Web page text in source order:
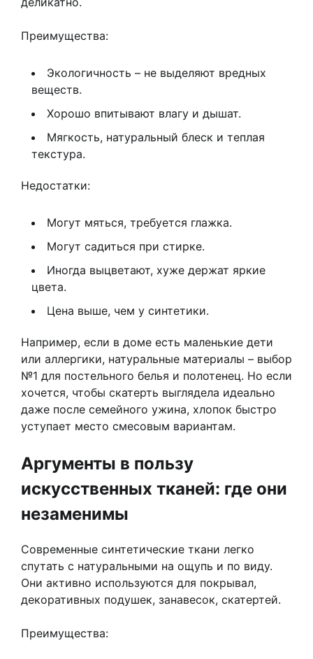
Преимущества:
Экологичность – не выделяют вредных
веществ.
Хорошо впитывают влагу и дышат.
Мягкость, натуральный блеск и теплая
текстура.
Недостатки:
Могут мяться, требуется глажка.
Могут садиться при стирке.
Иногда выцветают, хуже держат яркие
цвета.
Цена выше, чем у синтетики.
Например, если в доме есть маленькие дети
или аллергики, натуральные материалы – выбор
№1 для постельного белья и полотенец. Но если
хочется, чтобы скатерть выглядела идеально
даже после семейного ужина, хлопок быстро
уступает место смесовым вариантам.
Аргументы в пользу
искусственных тканей: где они
незаменимы
Современные синтетические ткани легко
спутать с натуральными на ощупь и по виду.
Они активно используются для покрывал,
декоративных подушек, занавесок, скатертей.
Преимущества: